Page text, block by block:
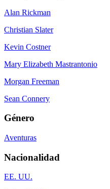
Alan Rickman
Christian Slater
Kevin Costner
Mary Elizabeth Mastrantonio
Morgan Freeman
Sean Connery
Género
Aventuras
Nacionalidad
EE. UU.